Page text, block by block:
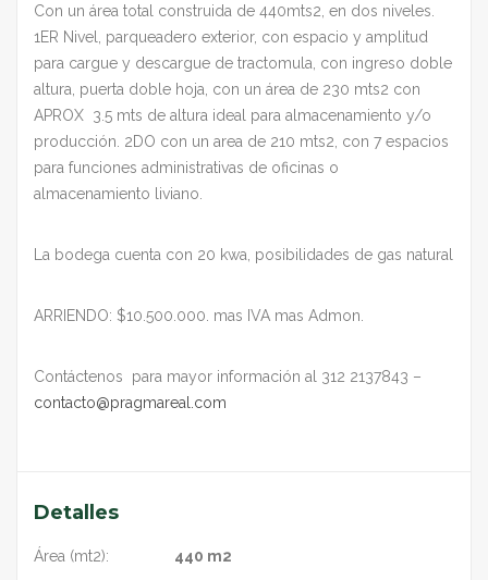
Con un área total construida de 440mts2, en dos niveles.
1ER Nivel, parqueadero exterior, con espacio y amplitud
para cargue y descargue de tractomula, con ingreso doble
altura, puerta doble hoja, con un área de 230 mts2 con
APROX 3.5 mts de altura ideal para almacenamiento y/o
producción. 2DO con un area de 210 mts2, con 7 espacios
para funciones administrativas de oficinas o
almacenamiento liviano.
La bodega cuenta con 20 kwa, posibilidades de gas natural
ARRIENDO: $10.500.000. mas IVA mas Admon.
Contáctenos para mayor información al 312 2137843 –
contacto@pragmareal.com
Detalles
Área (mt2): 440 m2